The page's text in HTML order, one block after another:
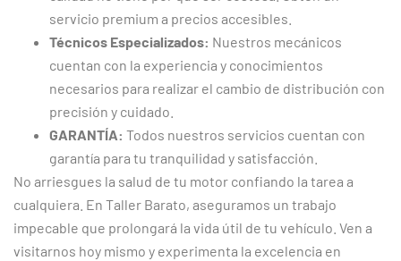
servicio premium a precios accesibles.
Técnicos Especializados: Nuestros mecánicos
cuentan con la experiencia y conocimientos
necesarios para realizar el cambio de distribución con
precisión y cuidado.
GARANTÍA: Todos nuestros servicios cuentan con
garantía para tu tranquilidad y satisfacción.
No arriesgues la salud de tu motor confiando la tarea a
cualquiera. En Taller Barato, aseguramos un trabajo
impecable que prolongará la vida útil de tu vehículo. Ven a
visitarnos hoy mismo y experimenta la excelencia en